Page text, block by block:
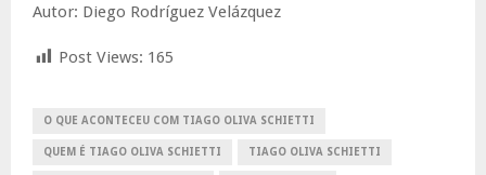
Autor: Diego Rodríguez Velázquez
Post Views: 165
O QUE ACONTECEU COM TIAGO OLIVA SCHIETTI
QUEM É TIAGO OLIVA SCHIETTI TIAGO OLIVA SCHIETTI